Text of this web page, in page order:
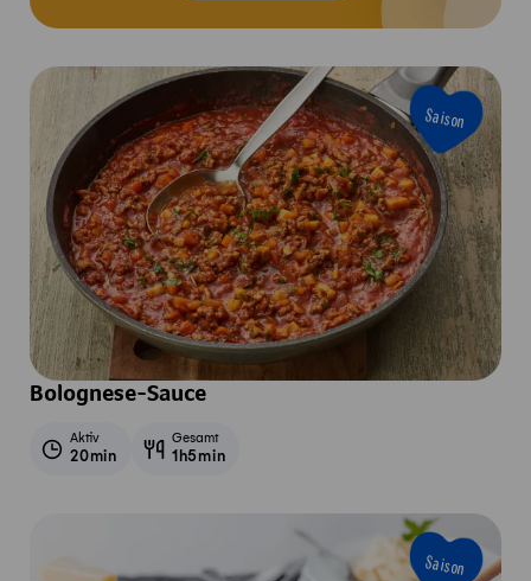
Saison
Bolognese-Sauce
Aktiv
20min
Gesamt
1h5min
Saison